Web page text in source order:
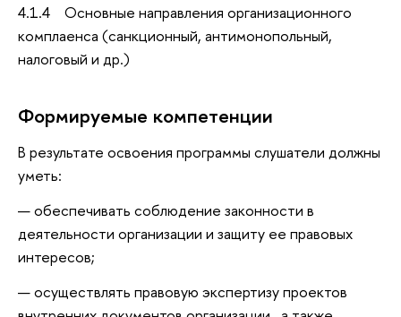
4.1.4 Основные направления организационного
комплаенса (санкционный, антимонопольный,
налоговый и др.)
Формируемые компетенции
В результате освоения программы слушатели должны
уметь:
обеспечивать соблюдение законности в
деятельности организации и защиту ее правовых
интересов;
осуществлять правовую экспертизу проектов